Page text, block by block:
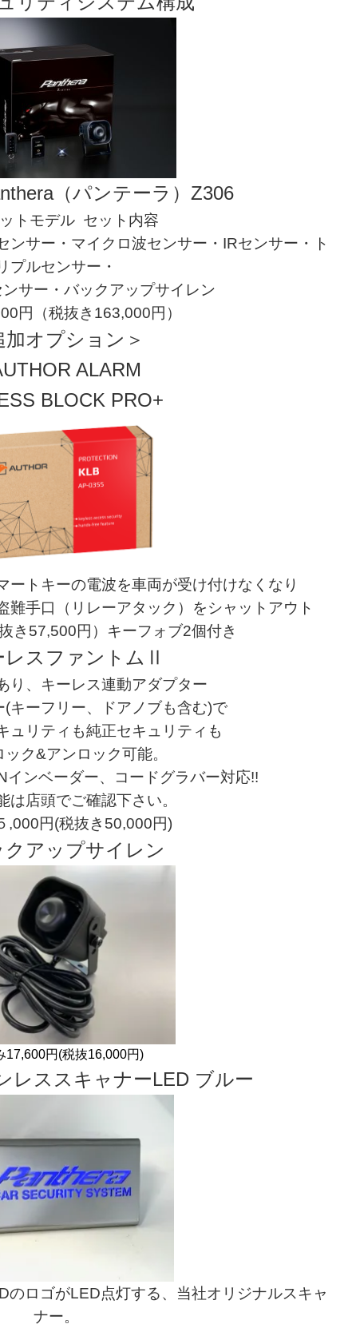
（パンテーラ）Z306
トモデル セット内容
ンサー・マイクロ波センサー・IRセンサー・ト
プルセンサー・
サー・バックアップサイレン
円（税抜き163,000円）
加オプション＞
ALARM
BLOCK PRO+
ートキーの電波を車両が受け付けなくなり
難手口（リレーアタック）をシャットアウト
き57,500円）キーフォブ2個付き
スファントムⅡ
り、キーレス連動アダプター
キーフリー、ドアノブも含む)で
ュリティも純正セキュリティも
ック&アンロック可能。
インベーダー、コードグラバー対応!!
は店頭でご確認下さい。
,000円(税抜き50,000円)
アップサイレン
17,600円(税抜16,000円)
レススキャナーLED ブルー
のロゴがLED点灯する、当社オリジナルスキャ
ナー。